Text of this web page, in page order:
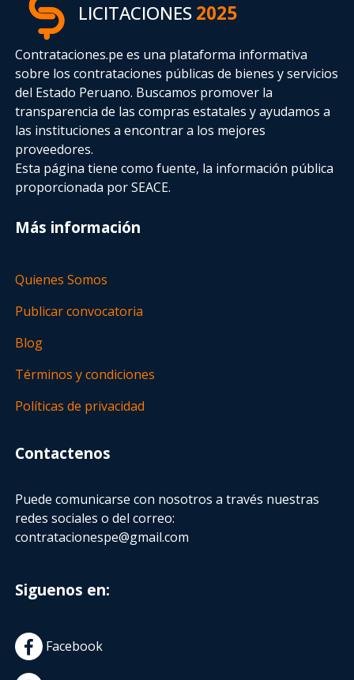
LICITACIONES2025
Contrataciones.pe es una plataforma informativa
sobre los contrataciones públicas de bienes y servicios
del Estado Peruano. Buscamos promover la
transparencia de las compras estatalesy ayudamos a
las instituciones a encontrar a los mejores
proveedores.
Esta página tiene como fuente, la información pública
proporcionada por SEACE.
Más información
Quienes Somos
Publicar convocatoria
Blog
Términos y condiciones
Políticas de privacidad
Contactenos
Puede comunicarse con nosotros a través nuestras
redes sociales o del correo:
contratacionespe@gmail.com
Siguenos en:
Facebook